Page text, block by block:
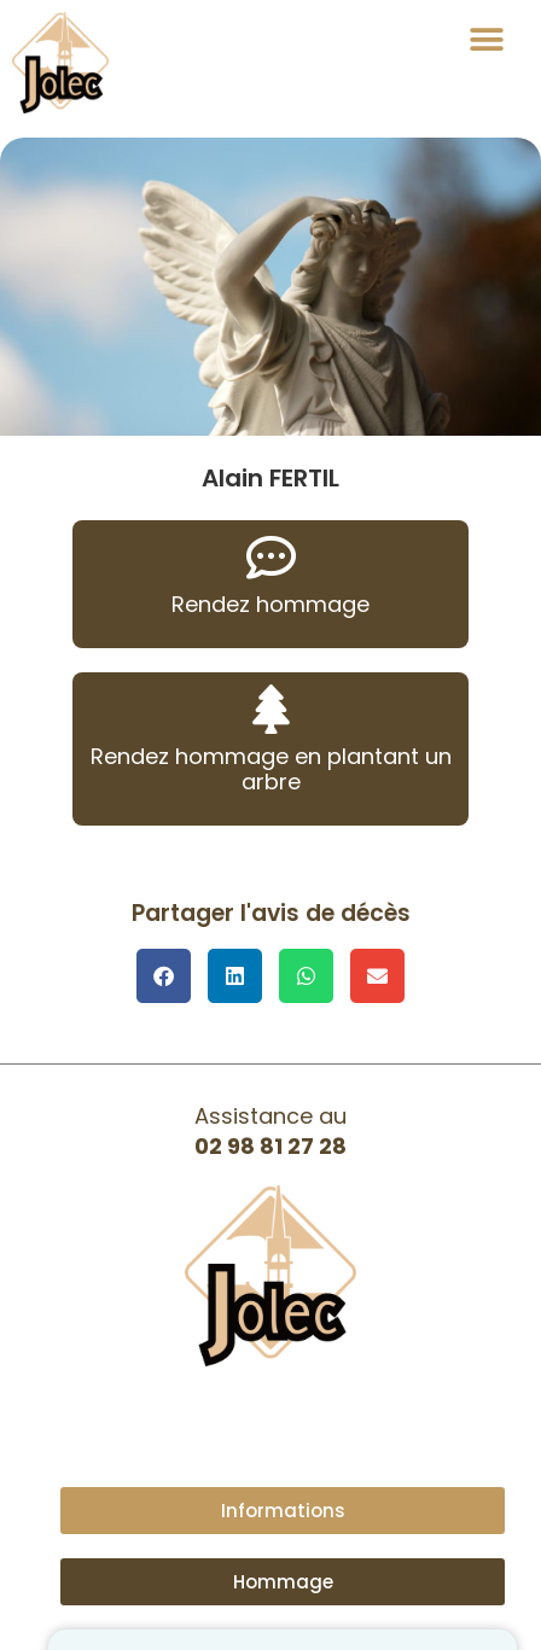
Alain FERTIL
Rendez hommage
Rendez hommage en plantant un
arbre
Partager l'avis de décès
Assistance au
02 98 81 27 28
Informations
Hommage